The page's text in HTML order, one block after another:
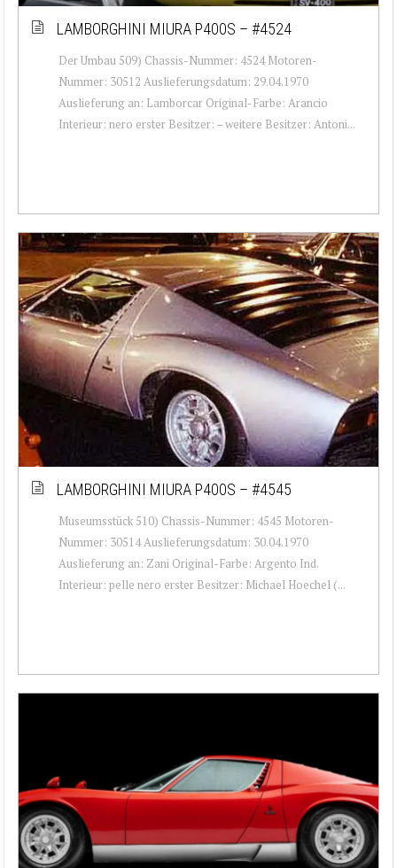
LAMBORGHINI MIURA P400S – #4524
Der Umbau 509) Chassis-Nummer: 4524 Motoren-
Nummer: 30512 Auslieferungsdatum: 29.04.1970
Auslieferung an: Lamborcar Original-Farbe: Arancio
Interieur: nero erster Besitzer: – weitere Besitzer: Antoni...
LAMBORGHINI MIURA P400S – #4545
Museumsstück 510) Chassis-Nummer: 4545 Motoren-
Nummer: 30514 Auslieferungsdatum: 30.04.1970
Auslieferung an: Zani Original-Farbe: Argento Ind.
Interieur: pelle nero erster Besitzer: Michael Hoechel (...